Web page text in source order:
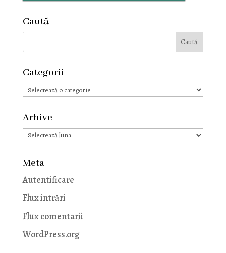
Caută
Categorii
Categorii
Arhive
Arhive
Meta
Autentificare
Flux intrări
Flux comentarii
WordPress.org